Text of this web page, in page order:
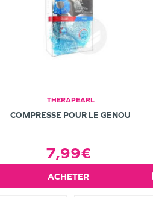
THERAPEARL
COMPRESSE POUR LE GENOU
7,99€
ACHETER